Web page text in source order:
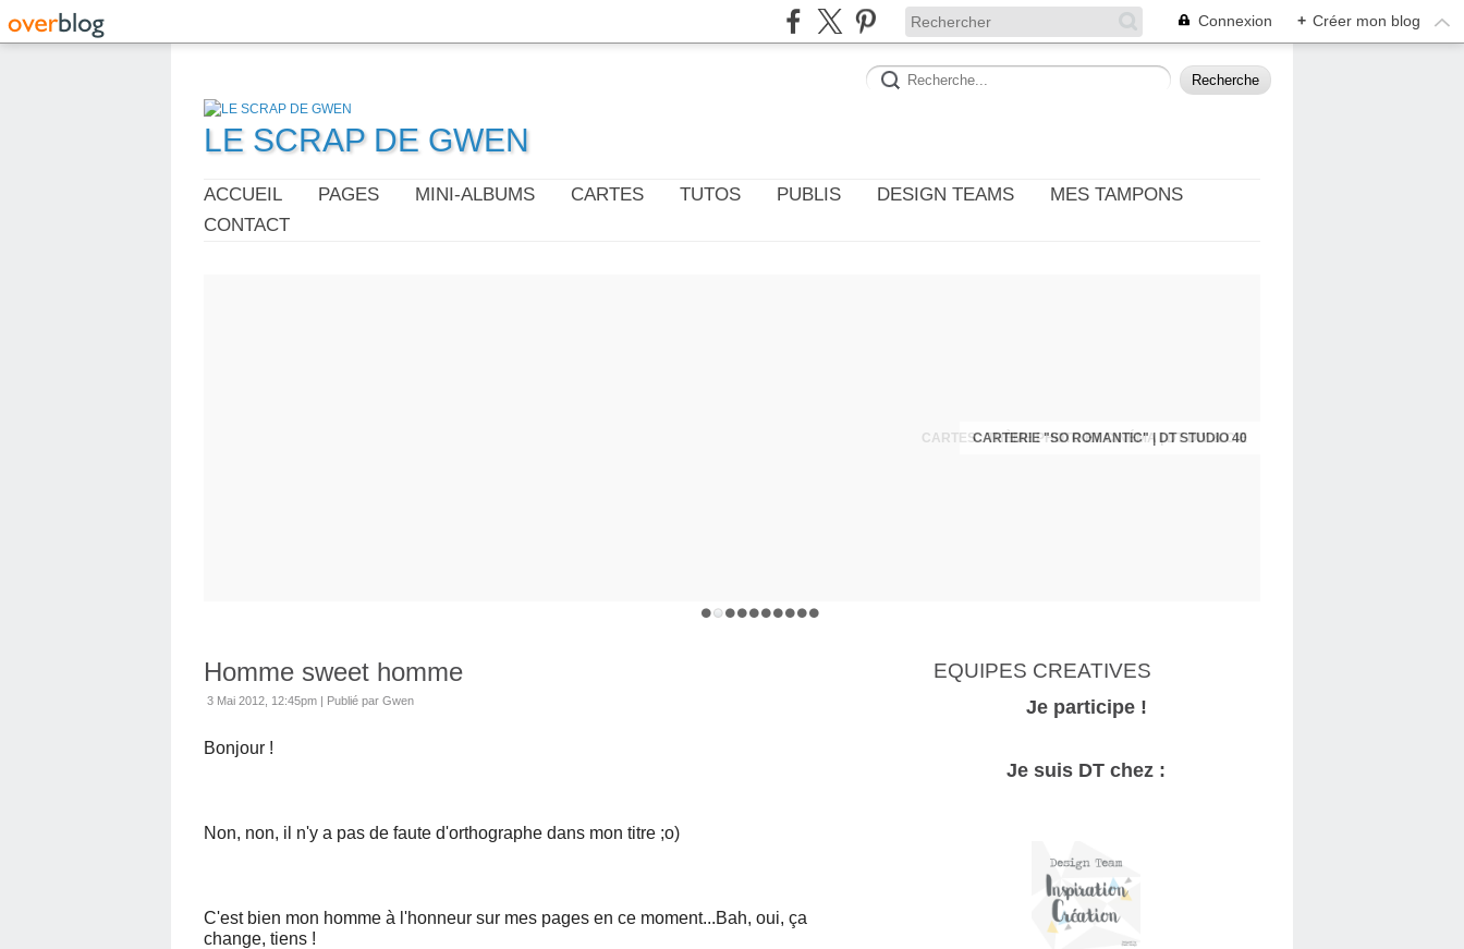
Connexion + Créer mon blog
LE SCRAP DE GWEN
ACCUEIL PAGES MINI-ALBUMS CARTES TUTOS PUBLIS DESIGN TEAMS
MES TAMPONS
CONTACT
CARTERIE "SO ROMANTIC" | DT STUDIO 40
CARTES : THÈME PHOTO ET CINÉMA | DT DIY & CIE
Homme sweet homme
3 Mai 2012, 12:45pm | Publié par Gwen
Bonjour !
Non, non, il n'y a pas de faute d'orthographe dans mon titre ;o)
C'est bien mon homme à l'honneur sur mes pages en ce moment...Bah, oui, ça
change, tiens !
EQUIPES CREATIVES
Je participe !
Je suis DT chez :